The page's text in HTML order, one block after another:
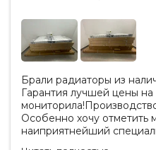
Брали радиаторы из
Гарантия лучшей цены на
Особенно хочу
наиприятнейший